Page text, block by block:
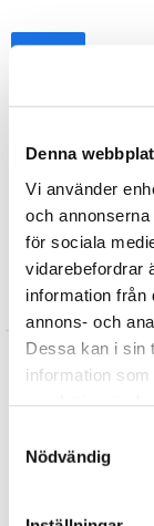
Denna
Vi använder
och
för sociala
vidarebefordrar
information från
annons- och
Dessa kan i sin
information
Nödvändig
Tipsa
Julklappar till
Presenter till
Till Barnens
Sommar